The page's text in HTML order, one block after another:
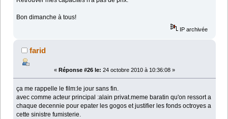
Bon dimanche à tous!
IP archivée
farid
« Réponse #26 le: 24 octobre 2010 à 10:36:08 »
ça me rappelle le film:le jour sans fin.
avec comme acteur principal :alain privat.meme baratin qu'on ressort a
chaque decennie pour epater les gogos et justifier les fonds octroyes a
cette sinistre fumisterie.